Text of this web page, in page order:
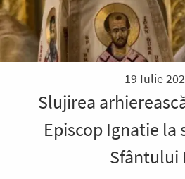
19 Iulie
Slujirea
Episcop Ignatie la
Sfântului